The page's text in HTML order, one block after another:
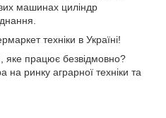
машинах циліндр
техніки в Україні!
яке працює безвідмовно?
на ринку аграрної техніки та